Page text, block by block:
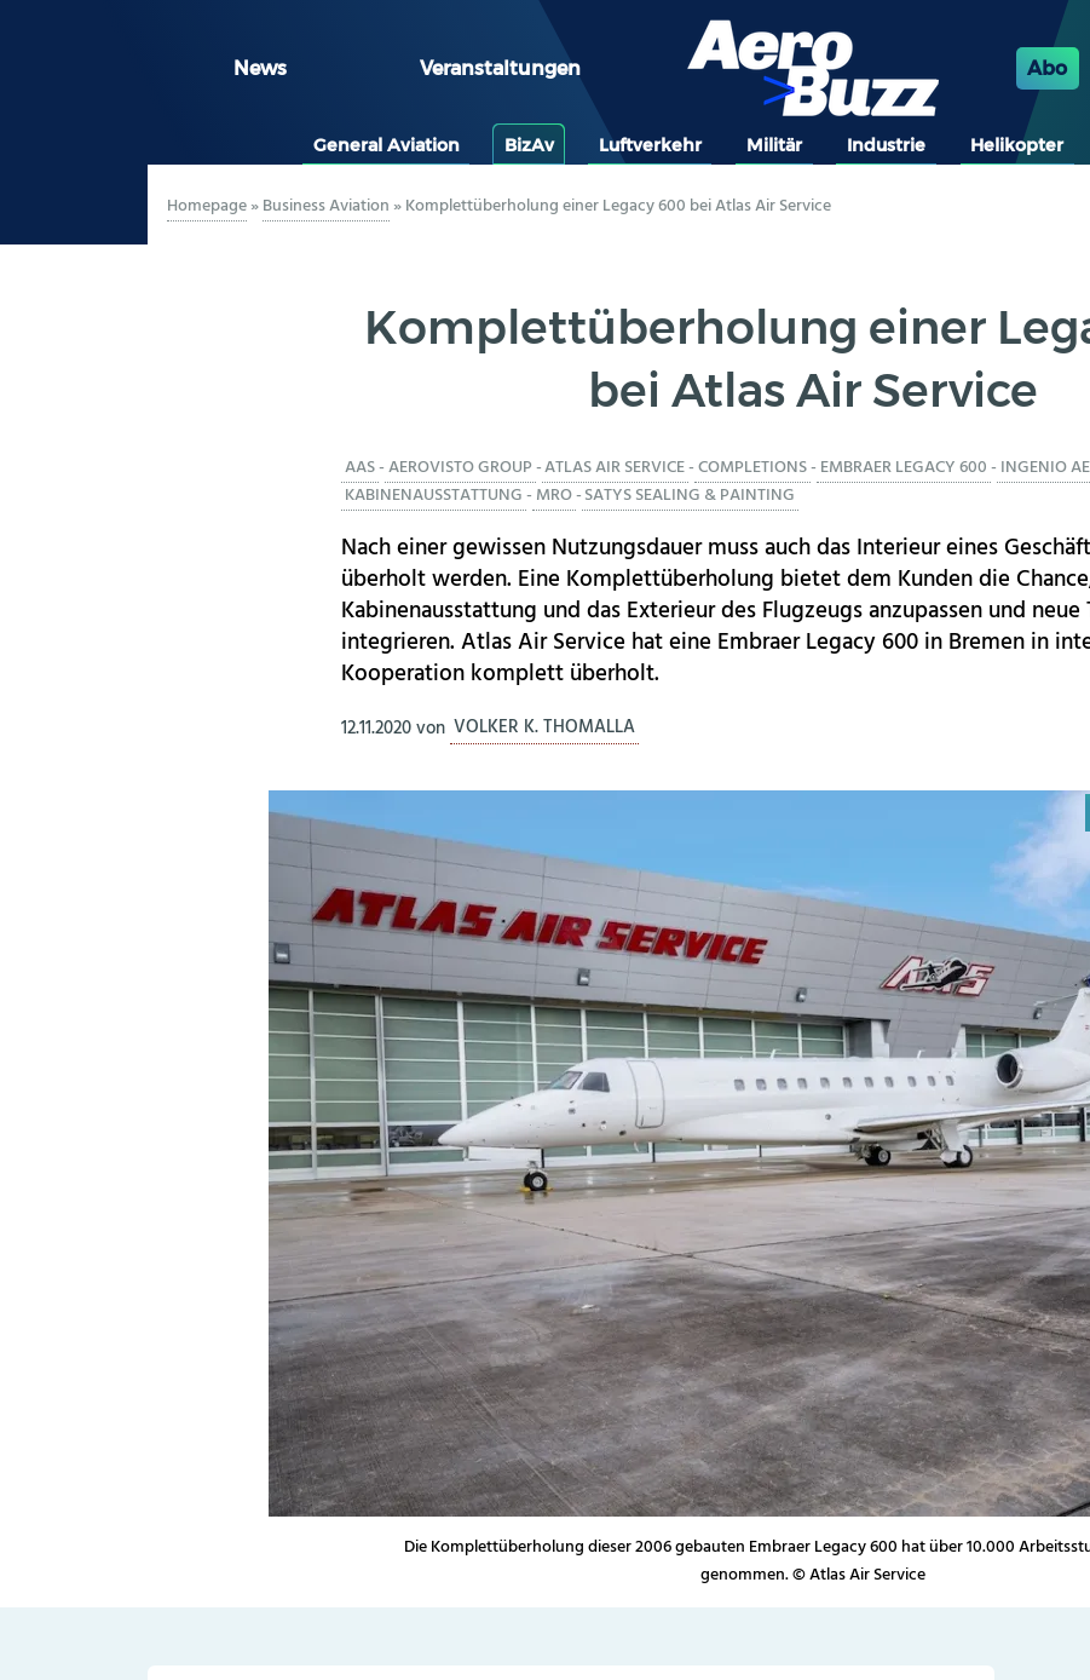
News Veranstaltungen Abo
General Aviation BizAv Luftverkehr Militär Industrie Helikopter
Homepage»Business Aviation »Komplettüberholung einer Legacy 600 bei Atlas Air Service
Komplettüberholung einer
bei Atlas Air Service
AAS-AEROVISTO GROUP-ATLAS AIR SERVICE-COMPLETIONS- EMBRAER LEGACY 600- INGENIO
KABINENAUSSTATTUNG- MRO-SATYS SEALING & PAINTING
Nach einer gewissen Nutzungsdauer muss auch das Interieur eines
überholt werden. Eine Komplettüberholung bietet dem Kunden die
Kabinenausstattung und das Exterieur des Flugzeugs anzupassen und
integrieren. Atlas Air Service hat eine Embraer Legacy 600 in Bremen in
Kooperation komplett überholt.
12.11.2020von VOLKER K. THOMALLA
Die Komplettüberholung dieser 2006 gebauten Embraer Legacy 600 hat über 10.000
genommen. © Atlas Air Service